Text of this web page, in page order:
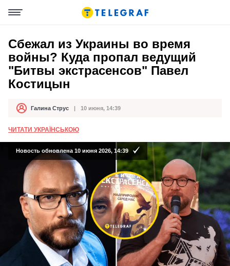
Сбежал из Украины во время
войны? Куда пропал ведущий
"Битвы экстрасенсов" Павел
Костицын
АвторГалина Струс
Дата публикации 10 июня, 14:39
ЧИТАТИ УКРАЇНСЬКОЮ
Новость обновлена 10 июня 2026, 14:39